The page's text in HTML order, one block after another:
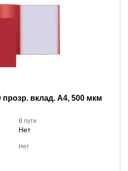
прозр. вклад. A4, 500 мкм
В пути
Нет
Нет